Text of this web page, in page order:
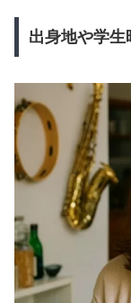
出身地や学生